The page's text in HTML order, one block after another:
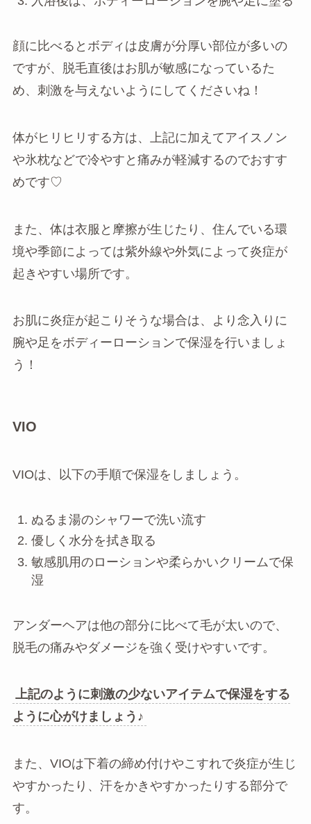
顔に比べるとボディは皮膚が分厚い部位が多いの
ですが、脱毛直後はお肌が敏感になっているた
め、刺激を与えないようにしてくださいね！
体がヒリヒリする方は、上記に加えてアイスノン
や氷枕などで冷やすと痛みが軽減するのでおすす
めです♡
また、体は衣服と摩擦が生じたり、住んでいる環
境や季節によっては紫外線や外気によって炎症が
起きやすい場所です。
お肌に炎症が起こりそうな場合は、より念入りに
腕や足をボディーローションで保湿を行いましょ
う！
VIO
VIOは、以下の手順で保湿をしましょう。
ぬるま湯のシャワーで洗い流す
優しく水分を拭き取る
敏感肌用のローションや柔らかいクリームで保
湿
アンダーヘアは他の部分に比べて毛が太いので、
脱毛の痛みやダメージを強く受けやすいです。
上記のように刺激の少ないアイテムで保湿をする
ように心がけましょう♪
また、VIOは下着の締め付けやこすれで炎症が生じ
やすかったり、汗をかきやすかったりする部分で
す。